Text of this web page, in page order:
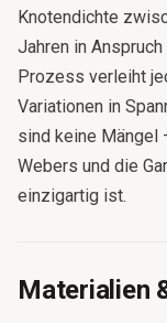
Knotendichte
Jahren in
Prozess verleiht
Variationen in
sind keine Mängel
Webers und die
einzigartig ist.
Materialien